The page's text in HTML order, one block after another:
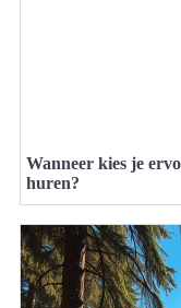
Wanneer kies je
huren?